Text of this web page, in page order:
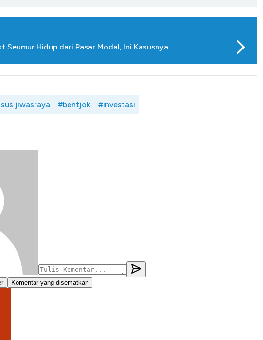
Seumur Hidup dari Pasar Modal, Ini Kasusnya
jiwasraya #bentjok #investasi